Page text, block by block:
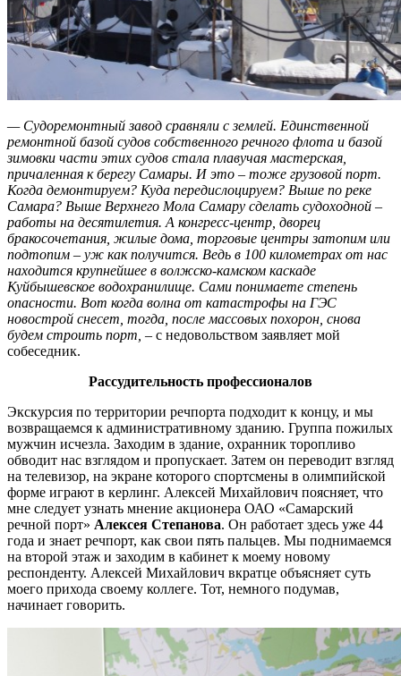
— Судоремонтный завод сравняли с землей. Единственной
ремонтной базой судов собственного речного флота и базой
зимовки части этих судов стала плавучая мастерская,
причаленная к берегу Самары. И это – тоже грузовой порт.
Когда демонтируем? Куда передислоцируем? Выше по реке
Самара? Выше Верхнего Мола Самару сделать судоходной –
работы на деcятилетия. А конгресс-центр, дворец
бракосочетания, жилые дома, торговые центры затопим или
подтопим – уж как получится. Ведь в 100 километрах от нас
находится крупнейшее в волжско-камском каскаде
Куйбышевское водохранилище. Сами понимаете степень
опасности. Вот когда волна от катастрофы на ГЭС
новострой снесет, тогда, после массовых похорон, снова
будем строить порт, – с недовольством заявляет мой
собеседник.
Рассудительность профессионалов
Экскурсия по территории речпорта подходит к концу, и мы
возвращаемся к административному зданию. Группа пожилых
мужчин исчезла. Заходим в здание, охранник торопливо
обводит нас взглядом и пропускает. Затем он переводит взгляд
на телевизор, на экране которого спортсмены в олимпийской
форме играют в керлинг. Алексей Михайлович поясняет, что
мне следует узнать мнение акционера ОАО «Самарский
речной порт» Алексея Степанова. Он работает здесь уже 44
года и знает речпорт, как свои пять пальцев. Мы поднимаемся
на второй этаж и заходим в кабинет к моему новому
респонденту. Алексей Михайлович вкратце объясняет суть
моего прихода своему коллеге. Тот, немного подумав,
начинает говорить.